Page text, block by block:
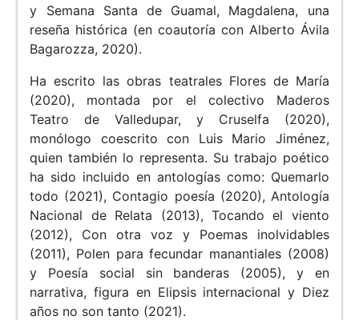
y Semana Santa de Guamal, Magdalena, una
reseña histórica (en coautoría con Alberto Ávila
Bagarozza, 2020).
Ha escrito las obras teatrales Flores de María
(2020), montada por el colectivo Maderos
Teatro de Valledupar, y Cruselfa (2020),
monólogo coescrito con Luis Mario Jiménez,
quien también lo representa. Su trabajo poético
ha sido incluido en antologías como: Quemarlo
todo (2021), Contagio poesía (2020), Antología
Nacional de Relata (2013), Tocando el viento
(2012), Con otra voz y Poemas inolvidables
(2011), Polen para fecundar manantiales (2008)
y Poesía social sin banderas (2005), y en
narrativa, figura en Elipsis internacional y Diez
años no son tanto (2021).